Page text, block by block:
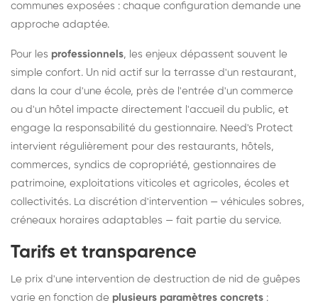
communes exposées : chaque configuration demande une
approche adaptée.
Pour les professionnels, les enjeux dépassent souvent le
simple confort. Un nid actif sur la terrasse d'un restaurant,
dans la cour d'une école, près de l'entrée d'un commerce
ou d'un hôtel impacte directement l'accueil du public, et
engage la responsabilité du gestionnaire. Need's Protect
intervient régulièrement pour des restaurants, hôtels,
commerces, syndics de copropriété, gestionnaires de
patrimoine, exploitations viticoles et agricoles, écoles et
collectivités. La discrétion d'intervention — véhicules sobres,
créneaux horaires adaptables — fait partie du service.
Tarifs et transparence
Le prix d'une intervention de destruction de nid de guêpes
varie en fonction de plusieurs paramètres concrets :